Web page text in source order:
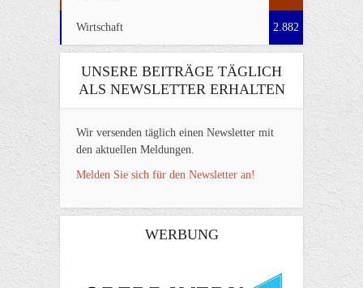
Wirtschaft 2.882
UNSERE BEITRÄGE TÄGLICH
ALS NEWSLETTER ERHALTEN
Wir versenden täglich einen Newsletter mit
den aktuellen Meldungen.
Melden Sie sich für den Newsletter an!
WERBUNG